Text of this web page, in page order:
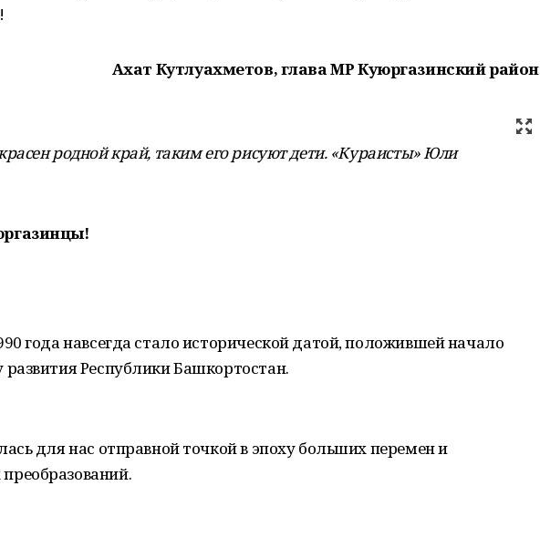
Ахат Кутлуахметов, глава МР Куюргазинский район
родной край, таким его рисуют дети. «Кураисты» Юли
года навсегда стало исторической датой, положившей начало
развития Республики Башкортостан.
для нас отправной точкой в эпоху больших перемен и